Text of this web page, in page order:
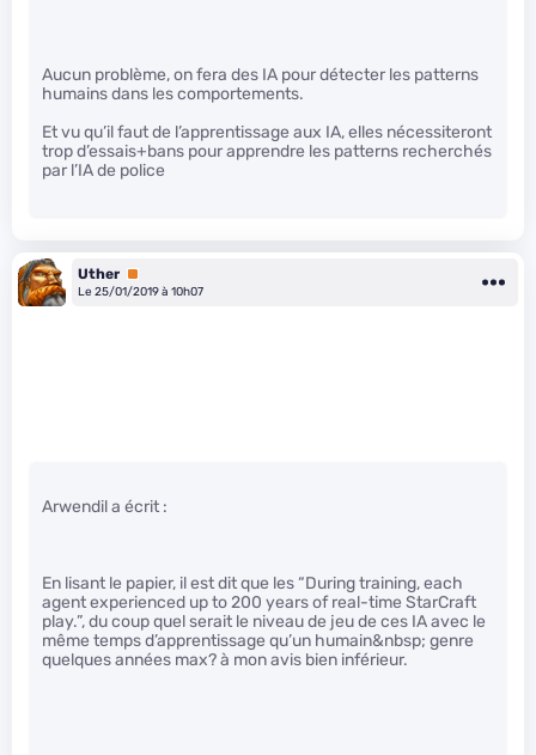
Aucun problème, on fera des IA pour détecter les patterns
humains dans les comportements.
Et vu qu’il faut de l’apprentissage aux IA, elles nécessiteront
trop d’essais+bans pour apprendre les patterns recherchés
par l’IA de police
Uther Premium
Le 25/01/2019 à 10h07
Arwendil a écrit :
En lisant le papier, il est dit que les “During training, each
agent experienced up to 200 years of real-time StarCraft
play.”, du coup quel serait le niveau de jeu de ces IA avec le
même temps d’apprentissage qu’un humain&nbsp; genre
quelques années max? à mon avis bien inférieur.